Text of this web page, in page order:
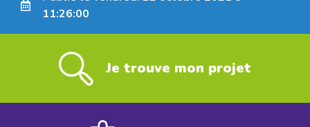
11:26:00
Je trouve mon projet